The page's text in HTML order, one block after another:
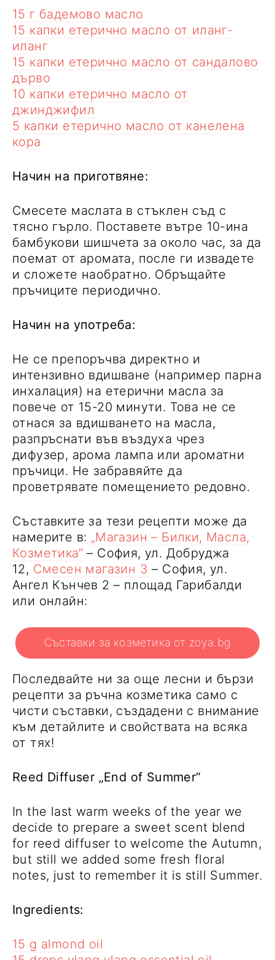
15 г бадемово масло
15 капки етерично масло от иланг-
иланг
15 капки етерично масло от сандалово
дърво
10 капки етерично масло от
джинджифил
5 капки етерично масло от канелена
кора
Начин на приготвяне:
Смесете маслата в стъклен съд с
тясно гърло. Поставете вътре 10-ина
бамбукови шишчета за около час, за да
поемат от аромата, после ги извадете
и сложете наобратно. Обръщайте
пръчиците периодично.
Начин на употреба:
Не се препоръчва директно и
интензивно вдишване (например парна
инхалация) на етерични масла за
повече от 15-20 минути. Това не се
отнася за вдишването на масла,
разпръснати във въздуха чрез
дифузер, арома лампа или ароматни
пръчици. Не забравяйте да
проветрявате помещението редовно.
Съставките за тези рецепти може да
намерите в: „Магазин – Билки, Масла,
Козметика“ – София, ул. Добруджа
12, Смесен магазин 3 – София, ул.
Ангел Кънчев 2 – площад Гарибалди
или онлайн:
Съставки за козметика от zoya.bg
Последвайте ни за още лесни и бързи
рецепти за ръчна козметика само с
чисти съставки, създадени с внимание
към детайлите и свойствата на всяка
от тях!
Reed Diffuser „End of Summer“
In the last warm weeks of the year we
decide to prepare a sweet scent blend
for reed diffuser to welcome the Autumn,
but still we added some fresh floral
notes, just to remember it is still Summer.
Ingredients:
15 g almond oil